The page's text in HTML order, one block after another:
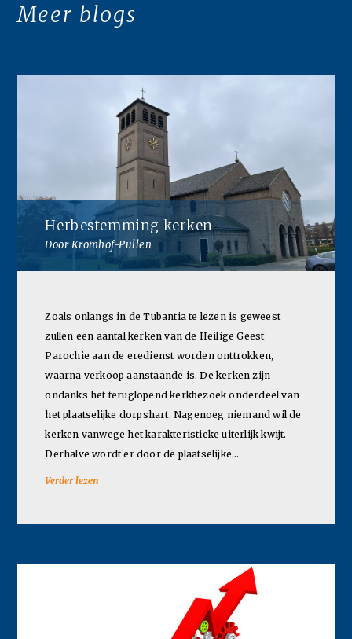
Meer blogs
Herbestemming kerken
Door Kromhof-Pullen
Zoals onlangs in de Tubantia te lezen is geweest
zullen een aantal kerken van de Heilige Geest
Parochie aan de eredienst worden onttrokken,
waarna verkoop aanstaande is. De kerken zijn
ondanks het teruglopend kerkbezoek onderdeel van
het plaatselijke dorpshart. Nagenoeg niemand wil de
kerken vanwege het karakteristieke uiterlijk kwijt.
Derhalve wordt er door de plaatselijke…
Verder lezen